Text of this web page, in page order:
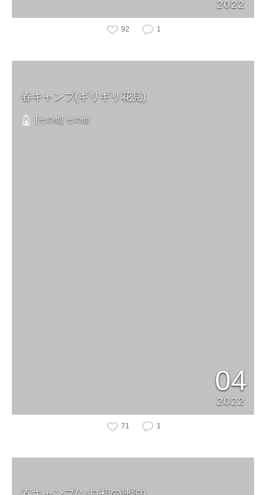
2022
92 1
春キャンプ(ギリギリ花見)
[その他] その他
04
2022
71 1